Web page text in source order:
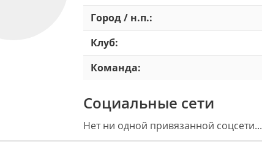
Город / н.п.:
Клуб:
Команда:
Социальные сети
Нет ни одной привязанной соцсети...